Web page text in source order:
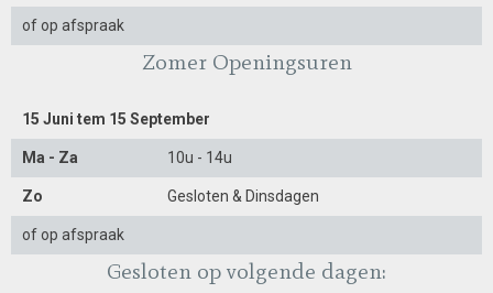
of op afspraak
Zomer Openingsuren
15 Juni tem 15 September
Ma - Za 10u - 14u
Zo Gesloten & Dinsdagen
of op afspraak
Gesloten op volgende dagen: